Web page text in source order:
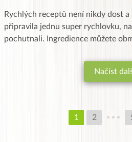
Rychlých receptů není nikdy dost
připravila jednu super rychlovku,
pochutnali. Ingredience můžete
Načíst
1 2